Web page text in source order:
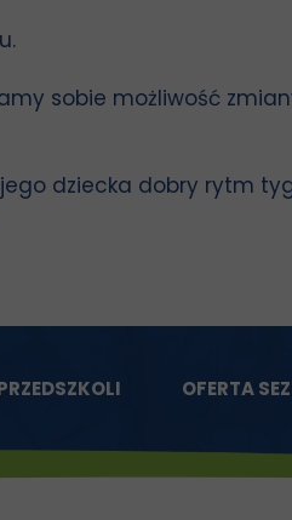
sobie możliwość
dziecka dobry rytm
OFERTA